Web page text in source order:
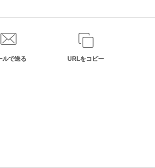
ルで送る URLをコピー